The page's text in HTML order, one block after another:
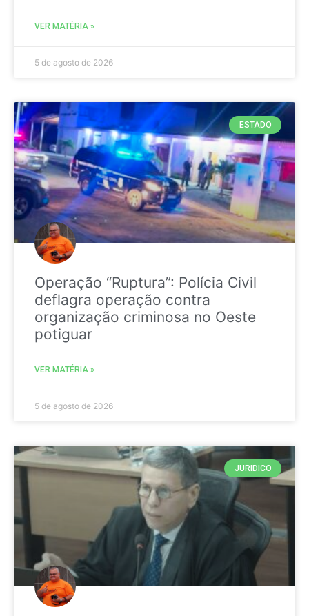
VER MATÉRIA »
5 de agosto de 2026
ESTADO
Operação “Ruptura”: Polícia Civil
deflagra operação contra
organização criminosa no Oeste
potiguar
VER MATÉRIA »
5 de agosto de 2026
JURIDICO